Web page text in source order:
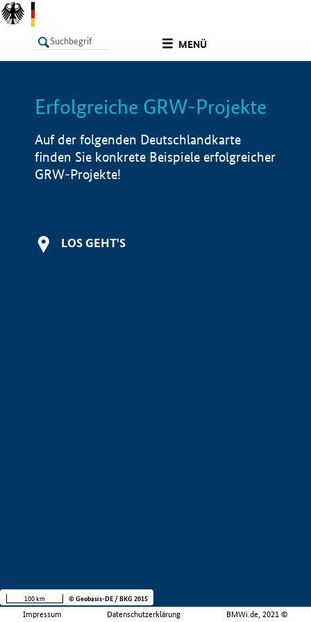
MENÜ
LISTE Info
Erfolgreiche GRW-Projekte
Auf der folgenden Deutschlandkarte
finden Sie konkrete Beispiele erfolgreicher
GRW-Projekte!
LOS GEHT'S
Impressum Datenschutzerklärung BMWi.de, 2021 ©
100 km © Geobasis-DE / BKG 2015